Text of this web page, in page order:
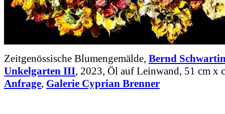
Zeitgenössische Blumengemälde, Bernd
Unkelgarten III, 2023, Öl auf Leinwand, 51 cm x
Anfrage, Galerie Cyprian Brenner